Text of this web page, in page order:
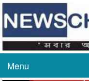
Menu